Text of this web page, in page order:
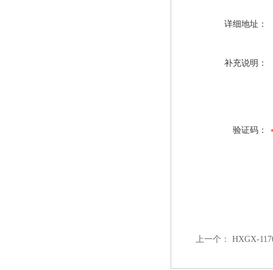
详细地址：
补充说明：
验证码：
上一个： HXGX-